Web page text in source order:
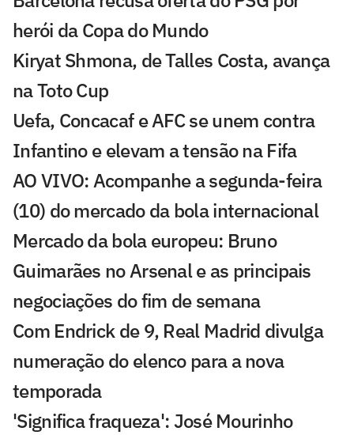
herói da Copa do Mundo
Kiryat Shmona, de Talles Costa, avança
na Toto Cup
Uefa, Concacaf e AFC se unem contra
Infantino e elevam a tensão na Fifa
AO VIVO: Acompanhe a segunda-feira
(10) do mercado da bola internacional
Mercado da bola europeu: Bruno
Guimarães no Arsenal e as principais
negociações do fim de semana
Com Endrick de 9, Real Madrid divulga
numeração do elenco para a nova
temporada
'Significa fraqueza': José Mourinho